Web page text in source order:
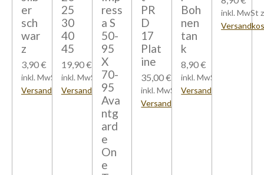
er
sch
war
z
3,90 €
inkl. MwSt zzgl.
Versandkosten
25
30
40
45
19,90 €
inkl. MwSt zzgl.
Versandkosten
ress
a S
50-
95
X
70-
95
Ava
ntg
ard
e
On
e
PR
D
17
Plat
ine
35,00 €
inkl. MwSt zzgl.
Versandkosten
Boh
nen
tan
k
8,90 €
inkl. MwSt zzgl.
Versandkosten
inkl. MwSt